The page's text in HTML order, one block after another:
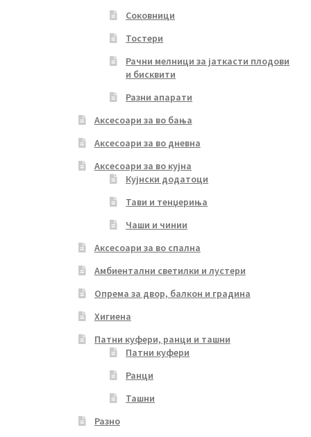
Соковници
Тостери
Рачни мелници за јаткасти плодови
и бисквити
Разни апарати
Аксесоари за во бања
Аксесоари за во дневна
Аксесоари за во кујна
Кујнски додатоци
Тави и тенџериња
Чаши и чинии
Аксесоари за во спална
Амбиентални светилки и лустери
Опрема за двор, балкон и градина
Хигиена
Патни куфери, ранци и ташни
Патни куфери
Ранци
Ташни
Разно